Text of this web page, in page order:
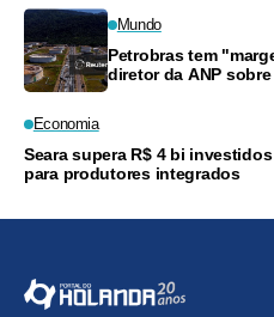
Mundo
Petrobras tem
diretor da ANP
Economia
Seara supera R$ 4 bi
para produtores integrados